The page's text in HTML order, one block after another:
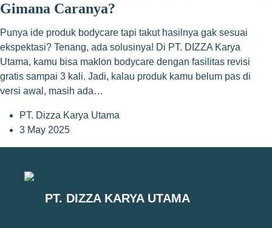
Gimana Caranya?
Punya ide produk bodycare tapi takut hasilnya gak sesuai
ekspektasi? Tenang, ada solusinya! Di PT. DIZZA Karya
Utama, kamu bisa maklon bodycare dengan fasilitas revisi
gratis sampai 3 kali. Jadi, kalau produk kamu belum pas di
versi awal, masih ada…
PT. Dizza Karya Utama
3 May 2025
PT. DIZZA KARYA UTAMA